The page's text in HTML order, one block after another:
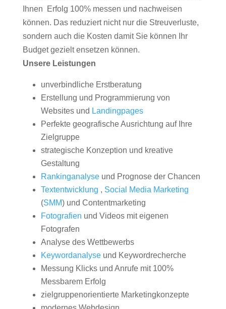
Ihnen Erfolg 100% messen und nachweisen
können. Das reduziert nicht nur die Streuverluste,
sondern auch die Kosten damit Sie können Ihr
Budget gezielt ensetzen können.
Unsere Leistungen
unverbindliche Erstberatung
Erstellung und Programmierung von
Websites und Landingpages
Perfekte geografische Ausrichtung auf Ihre
Zielgruppe
strategische Konzeption und kreative
Gestaltung
Rankinganalyseund Prognose der Chancen
Textentwicklung , Social Media Marketing
(SMM) und Contentmarketing
Fotografien und Videos mit eigenen
Fotografen
Analyse des Wettbewerbs
Keywordanalyseund Keywordrecherche
Messung Klicks und Anrufe mit 100%
Messbarem Erfolg
zielgruppenorientierte Marketingkonzepte